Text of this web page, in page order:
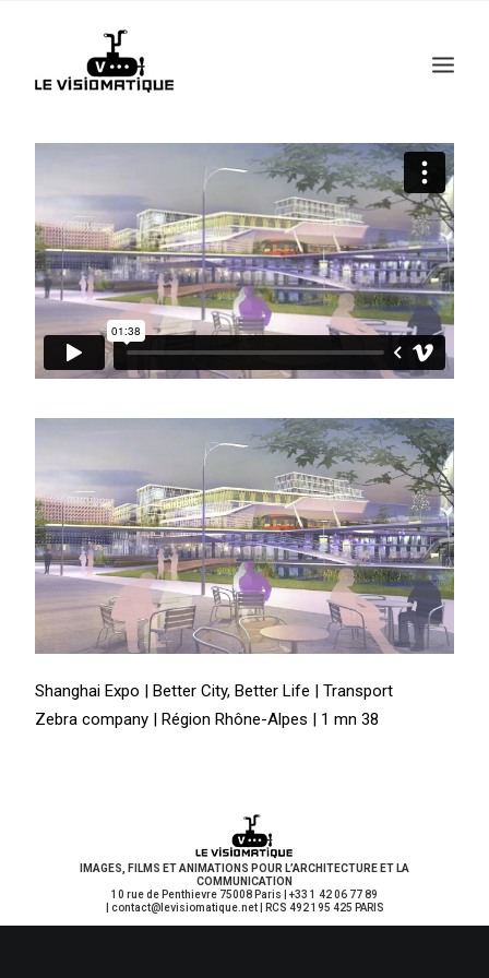
Recherche
Shanghai Expo | Better City, Better Life | Transport
Zebra company | Région Rhône-Alpes | 1 mn 38
IMAGES, FILMS ET ANIMATIONS POUR L’ARCHITECTURE ET LA
COMMUNICATION
10 rue de Penthievre 75008 Paris | +33 1 42 06 77 89
| contact@levisiomatique.net | RCS 492 195 425 PARIS